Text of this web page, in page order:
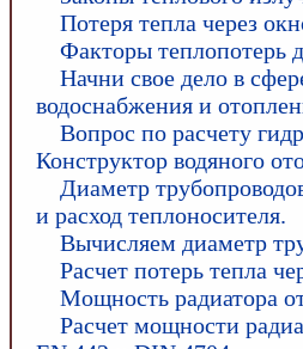
Потеря тепла через
Факторы теплопотерь
Начни свое дело в
водоснабжения и
Вопрос по расчету
Конструктор водяного
Диаметр
и расход теплоносителя.
Вычисляем диаметр
Расчет потерь тепла
Мощность радиатора
Расчет мощности